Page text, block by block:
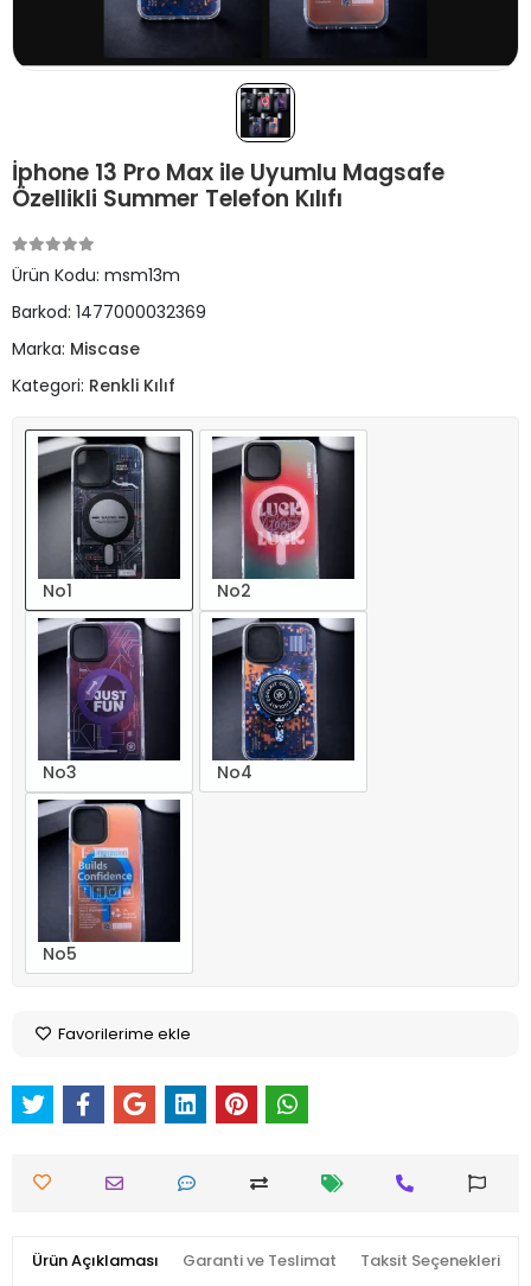
İphone 13 Pro Max ile Uyumlu Magsafe
Özellikli Summer Telefon Kılıfı
Ürün Kodu: msm13m
Barkod: 1477000032369
Marka: Miscase
Kategori: Renkli Kılıf
No1 No2
No3 No4
No5
Favorilerime ekle
Ürün Açıklaması Garanti ve Teslimat Taksit Seçenekleri